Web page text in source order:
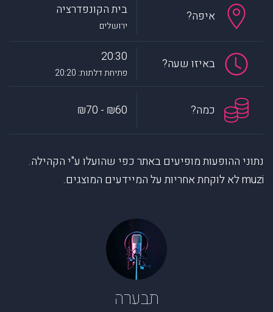
איפה? בית הקונפדרציה
ירושלים
באיזו שעה? 20:30
פתיחת דלתות: 20:20
כמה? ₪60 - ₪70
נתוני ההופעות מופיעים באתר כפי שהועלו ע"י הקהילה.
muzi לא לוקחת אחריות על המיידעים המוצגים.
תבערה